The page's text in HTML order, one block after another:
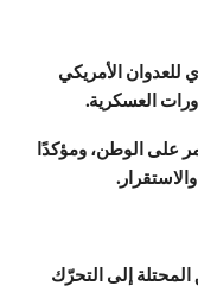
للعدوان الأمريكي
العسكرية.
على الوطن، ومؤكدًا
المحتلة إلى التحرّك